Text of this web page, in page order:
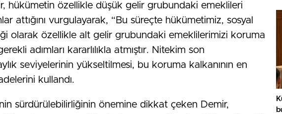
hükümetin özellikle düşük gelir grubundaki emeklileri
attığını vurgulayarak, “Bu süreçte hükümetimiz, sosyal
olarak özellikle alt gelir grubundaki emeklilerimizi koruma
adımları kararlılıkla atmıştır. Nitekim son
seviyelerinin yükseltilmesi, bu koruma kalkanının en
kullandı.
sürdürülebilirliğinin önemine dikkat çeken Demir,